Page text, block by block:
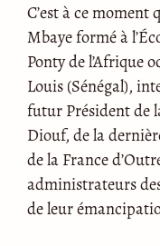
C’est à ce moment
Mbaye formé à
Ponty de l’Afrique
Louis (Sénégal),
futur Président de
Diouf, de la
de la France
administrateurs
de leur